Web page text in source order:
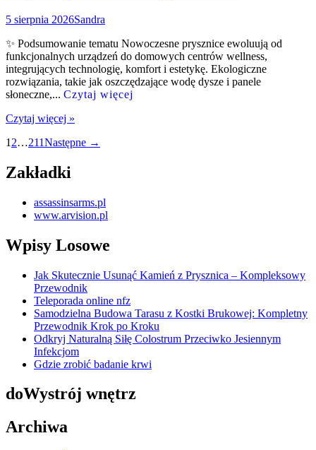
5 sierpnia 2026Sandra
✨ Podsumowanie tematu Nowoczesne prysznice ewoluują od
funkcjonalnych urządzeń do domowych centrów wellness,
integrujących technologię, komfort i estetykę. Ekologiczne
rozwiązania, takie jak oszczędzające wodę dysze i panele
słoneczne,... Czytaj więcej
Czytaj więcej »
Nawigacja
po
wpisach
1 2…211Następne →
Zakładki
assassinsarms.pl
www.arvision.pl
Wpisy Losowe
Jak Skutecznie Usunąć Kamień z Prysznica – Kompleksowy
Przewodnik
Teleporada online nfz
Samodzielna Budowa Tarasu z Kostki Brukowej: Kompletny
Przewodnik Krok po Kroku
Odkryj Naturalną Siłę Colostrum Przeciwko Jesiennym
Infekcjom
Gdzie zrobić badanie krwi
doWystrój wnętrz
Archiwa